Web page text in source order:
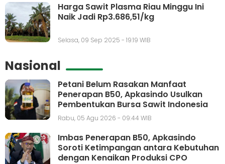
Harga Sawit Plasma Riau Minggu Ini
Naik Jadi Rp3.686,51/kg
Selasa, 09 Sep 2025 - 19:19 WIB
Nasional
Petani Belum Rasakan Manfaat
Penerapan B50, Apkasindo Usulkan
Pembentukan Bursa Sawit Indonesia
Rabu, 05 Agu 2026 - 09:44 WIB
Imbas Penerapan B50, Apkasindo
Soroti Ketimpangan antara Kebutuhan
dengan Kenaikan Produksi CPO